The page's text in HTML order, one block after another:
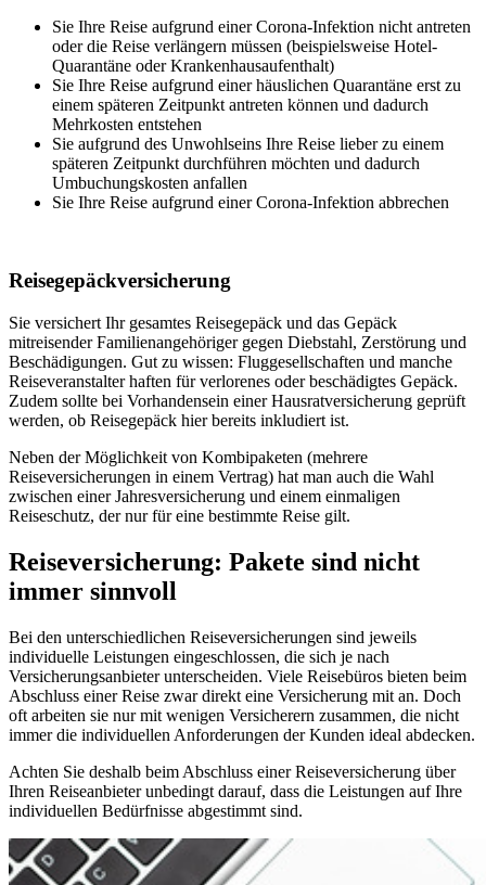
Sie Ihre Reise aufgrund einer Corona-Infektion nicht antreten
oder die Reise verlängern müssen (beispielsweise Hotel-
Quarantäne oder Krankenhausaufenthalt)
Sie Ihre Reise aufgrund einer häuslichen Quarantäne erst zu
einem späteren Zeitpunkt antreten können und dadurch
Mehrkosten entstehen
Sie aufgrund des Unwohlseins Ihre Reise lieber zu einem
späteren Zeitpunkt durchführen möchten und dadurch
Umbuchungskosten anfallen
Sie Ihre Reise aufgrund einer Corona-Infektion abbrechen
Reisegepäckversicherung
Sie versichert Ihr gesamtes Reisegepäck und das Gepäck
mitreisender Familienangehöriger gegen Diebstahl, Zerstörung und
Beschädigungen. Gut zu wissen: Fluggesellschaften und manche
Reiseveranstalter haften für verlorenes oder beschädigtes Gepäck.
Zudem sollte bei Vorhandensein einer Hausratversicherung geprüft
werden, ob Reisegepäck hier bereits inkludiert ist.
Neben der Möglichkeit von Kombipaketen (mehrere
Reiseversicherungen in einem Vertrag) hat man auch die Wahl
zwischen einer Jahresversicherung und einem einmaligen
Reiseschutz, der nur für eine bestimmte Reise gilt.
Reiseversicherung: Pakete sind nicht
immer sinnvoll
Bei den unterschiedlichen Reiseversicherungen sind jeweils
individuelle Leistungen eingeschlossen, die sich je nach
Versicherungsanbieter unterscheiden. Viele Reisebüros bieten beim
Abschluss einer Reise zwar direkt eine Versicherung mit an. Doch
oft arbeiten sie nur mit wenigen Versicherern zusammen, die nicht
immer die individuellen Anforderungen der Kunden ideal abdecken.
Achten Sie deshalb beim Abschluss einer Reiseversicherung über
Ihren Reiseanbieter unbedingt darauf, dass die Leistungen auf Ihre
individuellen Bedürfnisse abgestimmt sind.